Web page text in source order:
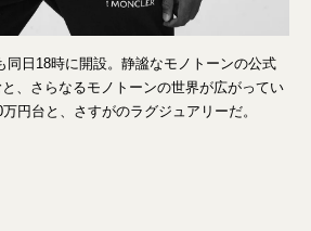
同日18時に開設。静謐なモノトーンの公式
、さらなるモノトーンの世界が広がってい
円台と、さすがのラグジュアリーだ。